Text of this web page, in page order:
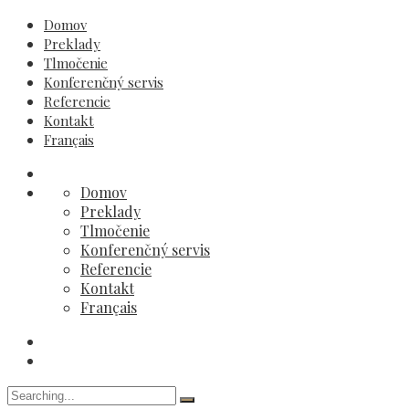
Domov
Preklady
Tlmočenie
Konferenčný servis
Referencie
Kontakt
Français
Domov
Preklady
Tlmočenie
Konferenčný servis
Referencie
Kontakt
Français
Search